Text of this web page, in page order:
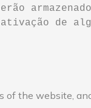
de
of the website,